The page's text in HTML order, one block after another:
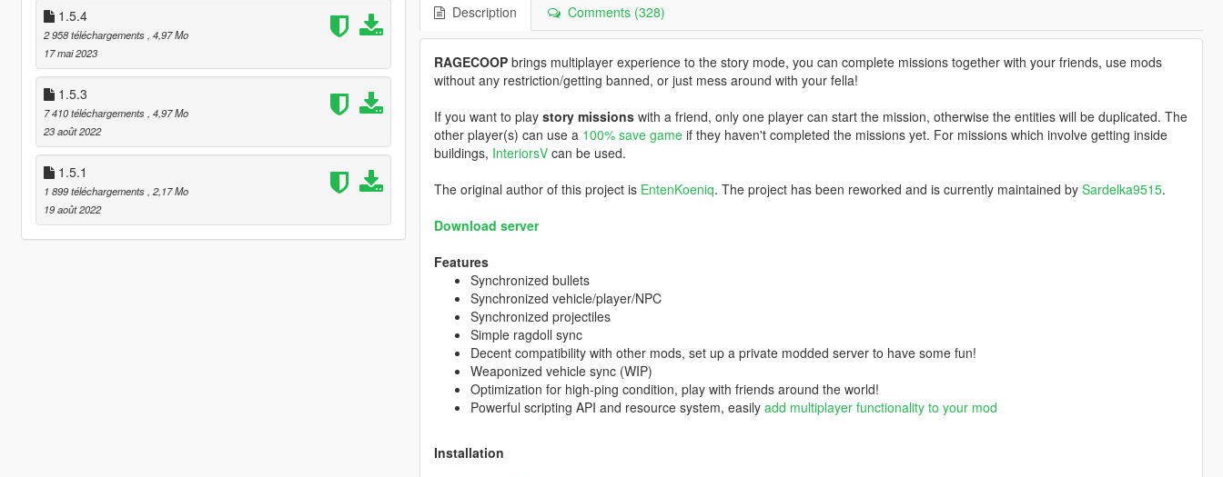
1.5.4
2 958 téléchargements , 4,97 Mo
17 mai 2023
1.5.3
7 410 téléchargements , 4,97 Mo
23 août 2022
1.5.1
1 899 téléchargements , 2,17 Mo
19 août 2022
Description Comments (328)
RAGECOOPbrings multiplayer experience to the story mode, you can complete missions together with your friends, use mods
without any restriction/getting banned, or just mess around with your fella!
If you want to play story missionswith a friend, only one player can start the mission, otherwise the entities will be duplicated. The
other player(s) can use a 100% save gameif they haven't completed the missions yet. For missions which involve getting inside
buildings, InteriorsVcan be used.
The original author of this project is EntenKoeniq. The project has been reworked and is currently maintained by Sardelka9515.
Download server
Features
Synchronized bullets
Synchronized vehicle/player/NPC
Synchronized projectiles
Simple ragdoll sync
Decent compatibility with other mods, set up a private modded server to have some fun!
Weaponized vehicle sync (WIP)
Optimization for high-ping condition, play with friends around the world!
Powerful scripting API and resource system, easily add multiplayer functionality to your mod
Installation